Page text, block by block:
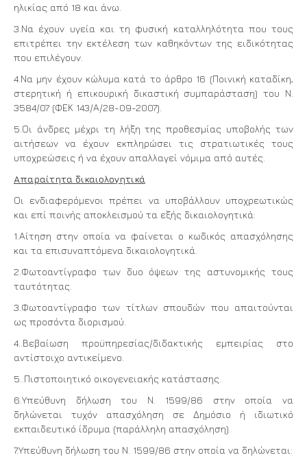
ηλικίας από 18 και άνω.
3.Να έχουν υγεία και τη φυσική καταλληλότητα που τους
επιτρέπει την εκτέλεση των καθηκόντων της ειδικότητας
που επιλέγουν.
4.Να μην έχουν κώλυμα κατά το άρθρο 16 (Ποινική καταδίκη,
στερητική ή επικουρική δικαστική συμπαράσταση) του Ν.
3584/07 (ΦΕΚ 143/Α/28-09-2007).
5.Οι άνδρες μέχρι τη λήξη της προθεσμίας υποβολής των
αιτήσεων να έχουν εκπληρώσει τις στρατιωτικές τους
υποχρεώσεις ή να έχουν απαλλαγεί νόμιμα από αυτές.
Απαραίτητα δικαιολογητικά
Οι ενδιαφερόμενοι πρέπει να υποβάλλουν υποχρεωτικώς
και επί ποινής αποκλεισμού τα εξής δικαιολογητικά:
1.Αίτηση στην οποία να φαίνεται ο κωδικός απασχόλησης
και τα επισυναπτόμενα δικαιολογητικά.
2.Φωτοαντίγραφο των δυο όψεων της αστυνομικής τους
ταυτότητας.
3.Φωτοαντίγραφο των τίτλων σπουδών που απαιτούνται
ως προσόντα διορισμού.
4..Βεβαίωση προϋπηρεσίας/διδακτικής εμπειρίας στο
αντίστοιχο αντικείμενο.
5..Πιστοποιητικό οικογενειακής κατάστασης.
6.Υπεύθυνη δήλωση του Ν. 1599/86 στην οποία να
δηλώνεται τυχόν απασχόληση σε Δημόσιο ή ιδιωτικό
εκπαιδευτικό ίδρυμα (παράλληλη απασχόληση).
7.Υπεύθυνη δήλωση του Ν. 1599/86 στην οποία να δηλώνεται: